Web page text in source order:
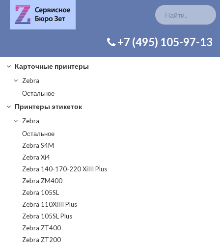
+7 (495) 105-97-13
Карточные принтеры
Zebra
Остальное
Принтеры этикеток
Zebra
Остальное
Zebra S4M
Zebra Xi4
Zebra 140-170-220 XiIII Plus
Zebra ZM400
Zebra 105SL
Zebra 110XiIII Plus
Zebra 105SL Plus
Zebra ZT400
Zebra ZT200